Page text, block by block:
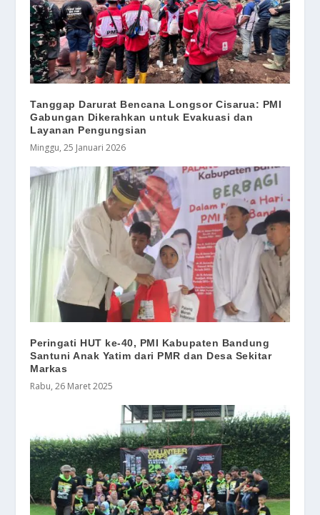
Tanggap Darurat Bencana Longsor Cisarua: PMI
Gabungan Dikerahkan untuk Evakuasi dan
Layanan Pengungsian
Minggu, 25 Januari 2026
Peringati HUT ke-40, PMI Kabupaten Bandung
Santuni Anak Yatim dari PMR dan Desa Sekitar
Markas
Rabu, 26 Maret 2025